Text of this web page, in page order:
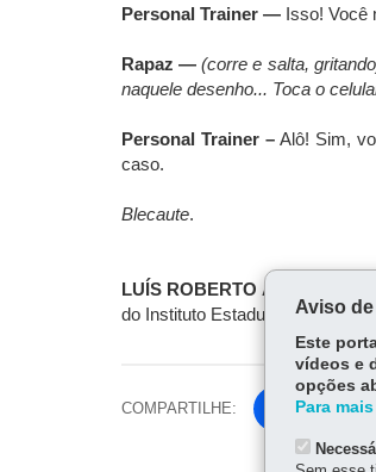
Personal Trainer — Isso! Você
Rapaz — (corre e salta,
naquele desenho... Toca o
Personal Trainer – Alô! Sim,
caso.
Blecaute.
LUÍS ROBERTO AMABILE
do Instituto Estadual do Livro
COMPARTILHE:
Fa
ce
bo
Tw
Aviso
Este
vídeos e
opções
Para